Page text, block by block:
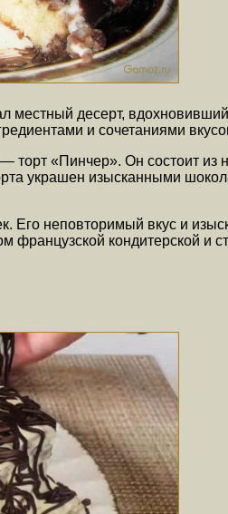
десерт, вдохновивший
и сочетаниями
«Пинчер». Он состоит из
украшен изысканными
Его неповторимый вкус и
кондитерской и